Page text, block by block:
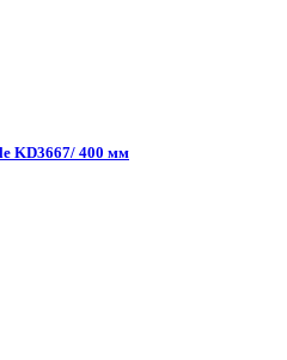
KD3667/ 400 мм